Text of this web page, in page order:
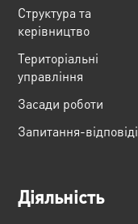
Структура та
керівництво
Територіальні
управління
Засади роботи
Запитання-відповіді
Діяльність